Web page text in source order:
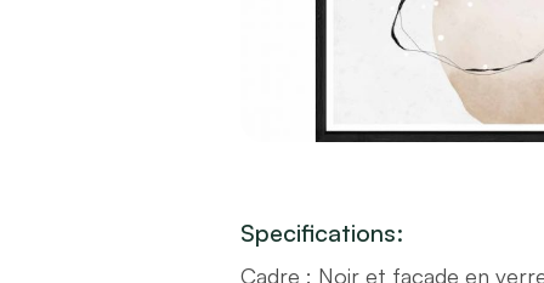
Specifications:
Cadre : Noir et façade en